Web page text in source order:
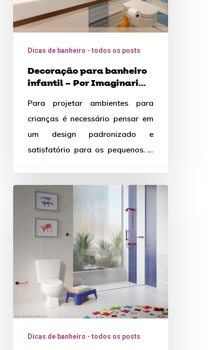
Interiores
&
Iluminação
Dicas de banheiro - todos os posts
Decoração para banheiro
infantil – Por Imaginari
Para projetar ambientes para
crianças é necessário pensar em
um design padronizado e
satisfatório para os pequenos. É
específicas,…
sanitário
quando
pena
e
suasDicas de banheiro - todos os posts